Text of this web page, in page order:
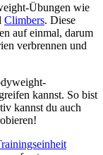
Übungen wie
Climbers. Diese
auf einmal, darum
verbrennen und
kannst. So bist
kannst du auch